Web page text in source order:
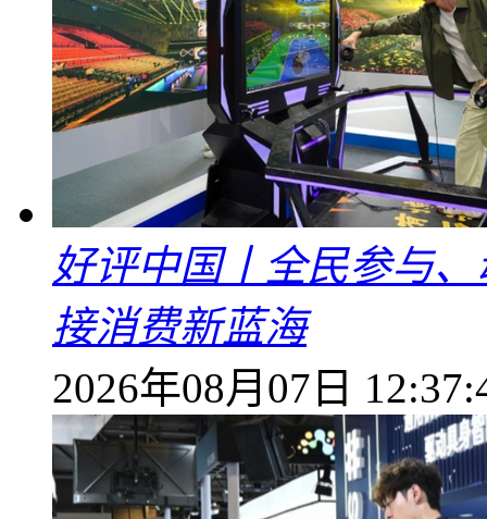
好评中国丨全民参与
接消费新蓝海
2026年08月07日